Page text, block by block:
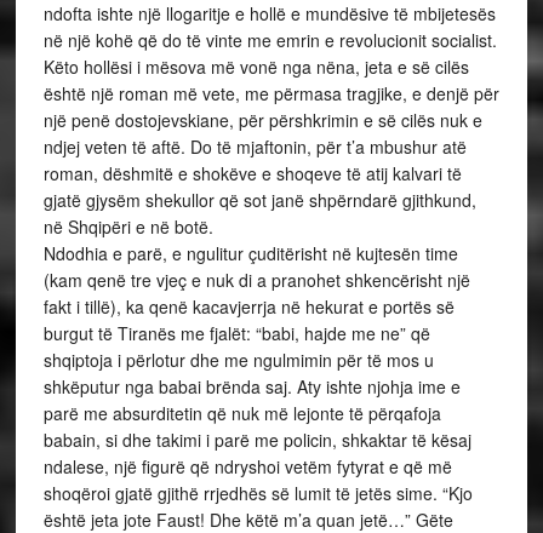
ndofta ishte një llogaritje e hollë e mundësive të mbijetesës
në një kohë që do të vinte me emrin e revolucionit socialist.
Këto hollësi i mësova më vonë nga nëna, jeta e së cilës
është një roman më vete, me përmasa tragjike, e denjë për
një penë dostojevskiane, për përshkrimin e së cilës nuk e
ndjej veten të aftë. Do të mjaftonin, për t’a mbushur atë
roman, dëshmitë e shokëve e shoqeve të atij kalvari të
gjatë gjysëm shekullor që sot janë shpërndarë gjithkund,
në Shqipëri e në botë.
Ndodhia e parë, e ngulitur çuditërisht në kujtesën time
(kam qenë tre vjeç e nuk di a pranohet shkencërisht një
fakt i tillë), ka qenë kacavjerrja në hekurat e portës së
burgut të Tiranës me fjalët: “babi, hajde me ne” që
shqiptoja i përlotur dhe me ngulmimin për të mos u
shkëputur nga babai brënda saj. Aty ishte njohja ime e
parë me absurditetin që nuk më lejonte të përqafoja
babain, si dhe takimi i parë me policin, shkaktar të kësaj
ndalese, një figurë që ndryshoi vetëm fytyrat e që më
shoqëroi gjatë gjithë rrjedhës së lumit të jetës sime. “Kjo
është jeta jote Faust! Dhe këtë m’a quan jetë…” Gëte